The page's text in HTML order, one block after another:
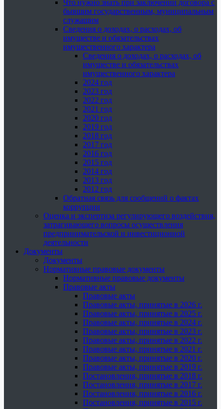
Что нужно знать при заключении договора с
бывшим государственным, муниципальным
служащим
Сведения о доходах, о расходах, об
имуществе и обязательствах
имущественного характера
Сведения о доходах, о расходах, об
имуществе и обязательствах
имущественного характера
2024 год
2023 год
2022 год
2021 год
2020 год
2019 год
2018 год
2017 год
2016 год
2015 год
2014 год
2013 год
2012 год
Обратная связь для сообщений о фактах
коррупции
Оценка и экспертиза регулирующего воздействия,
затрагивающего вопросы осуществления
предпринимательской и инвестиционной
деятельности
Документы
Документы
Нормативные правовые документы
Нормативные правовые документы
Правовые акты
Правовые акты
Правовые акты, принятые в 2026 г.
Правовые акты, принятые в 2025 г.
Правовые акты, принятые в 2024 г.
Правовые акты, принятые в 2023 г.
Правовые акты, принятые в 2022 г.
Правовые акты, принятые в 2021 г.
Правовые акты, принятые в 2020 г.
Правовые акты, принятые в 2019 г.
Постановления, принятые в 2018 г.
Постановления, принятые в 2017 г.
Постановления, принятые в 2016 г.
Постановления, принятые в 2015 г.